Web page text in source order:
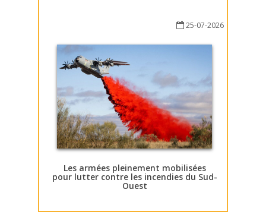
25-07-2026
Les armées pleinement mobilisées
pour lutter contre les incendies du Sud-
Ouest